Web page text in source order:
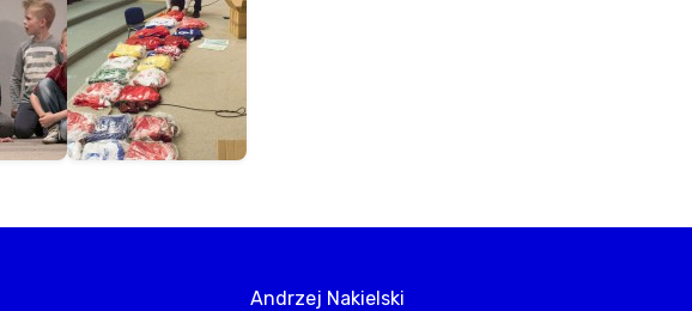
Andrzej Nakielski